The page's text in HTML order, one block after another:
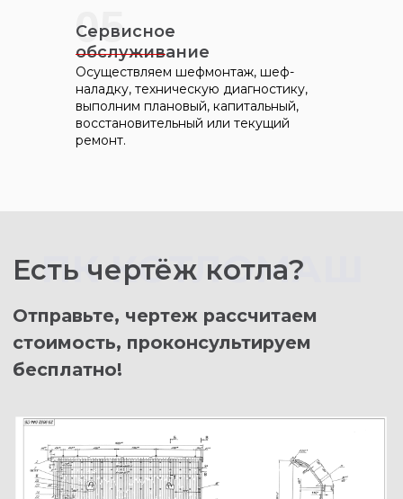
05
Сервисное
обслуживание
Осуществляем шефмонтаж, шеф-
наладку, техническую диагностику,
выполним плановый, капитальный,
восстановительный или текущий
ремонт.